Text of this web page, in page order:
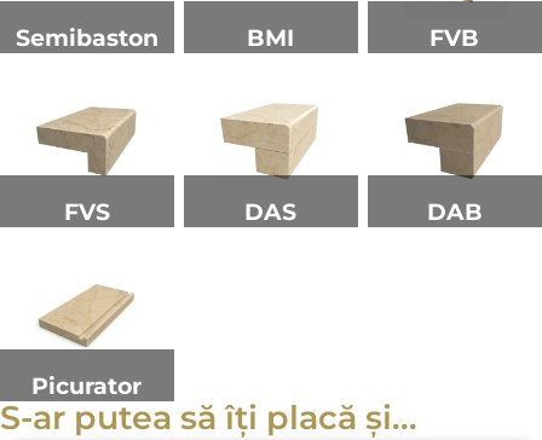
Semibaston BMI FVB
FVS DAS DAB
Picurator
S-ar putea să îți placă și...